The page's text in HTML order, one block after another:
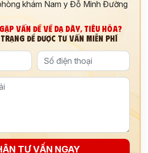
khám Nam y Đỗ Minh Đường
VẤN ĐỀ VỀ DẠ DÀY, TIÊU HÓA?
ĐỂ ĐƯỢC TƯ VẤN MIỄN PHÍ
TƯ VẤN NGAY